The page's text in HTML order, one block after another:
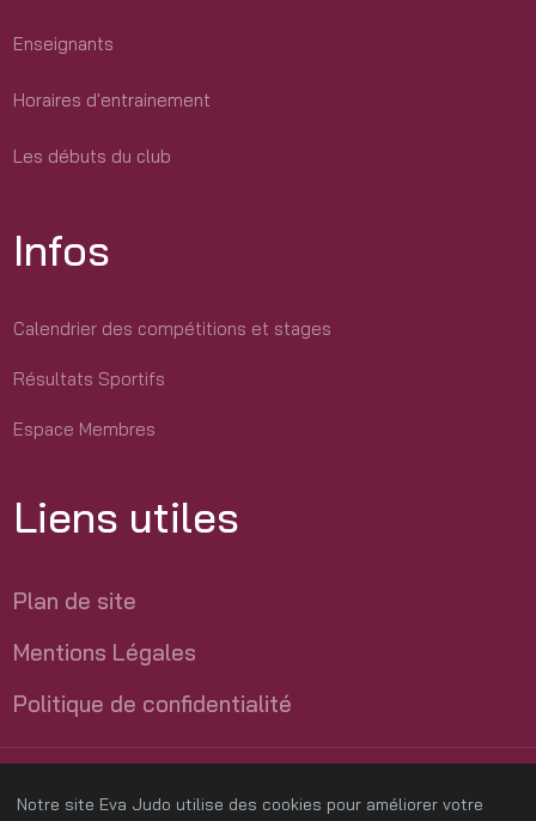
Enseignants
Horaires d'entrainement
Les débuts du club
Infos
Calendrier des compétitions et stages
Résultats Sportifs
Espace Membres
Liens utiles
Plan de site
Mentions Légales
Politique de confidentialité
Notre site Eva Judo utilise des cookies pour améliorer votre
Création site Joomlapar l'agence web HOB France Services